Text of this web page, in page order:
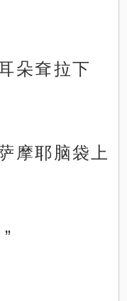
朵耷拉下
摩耶脑袋上